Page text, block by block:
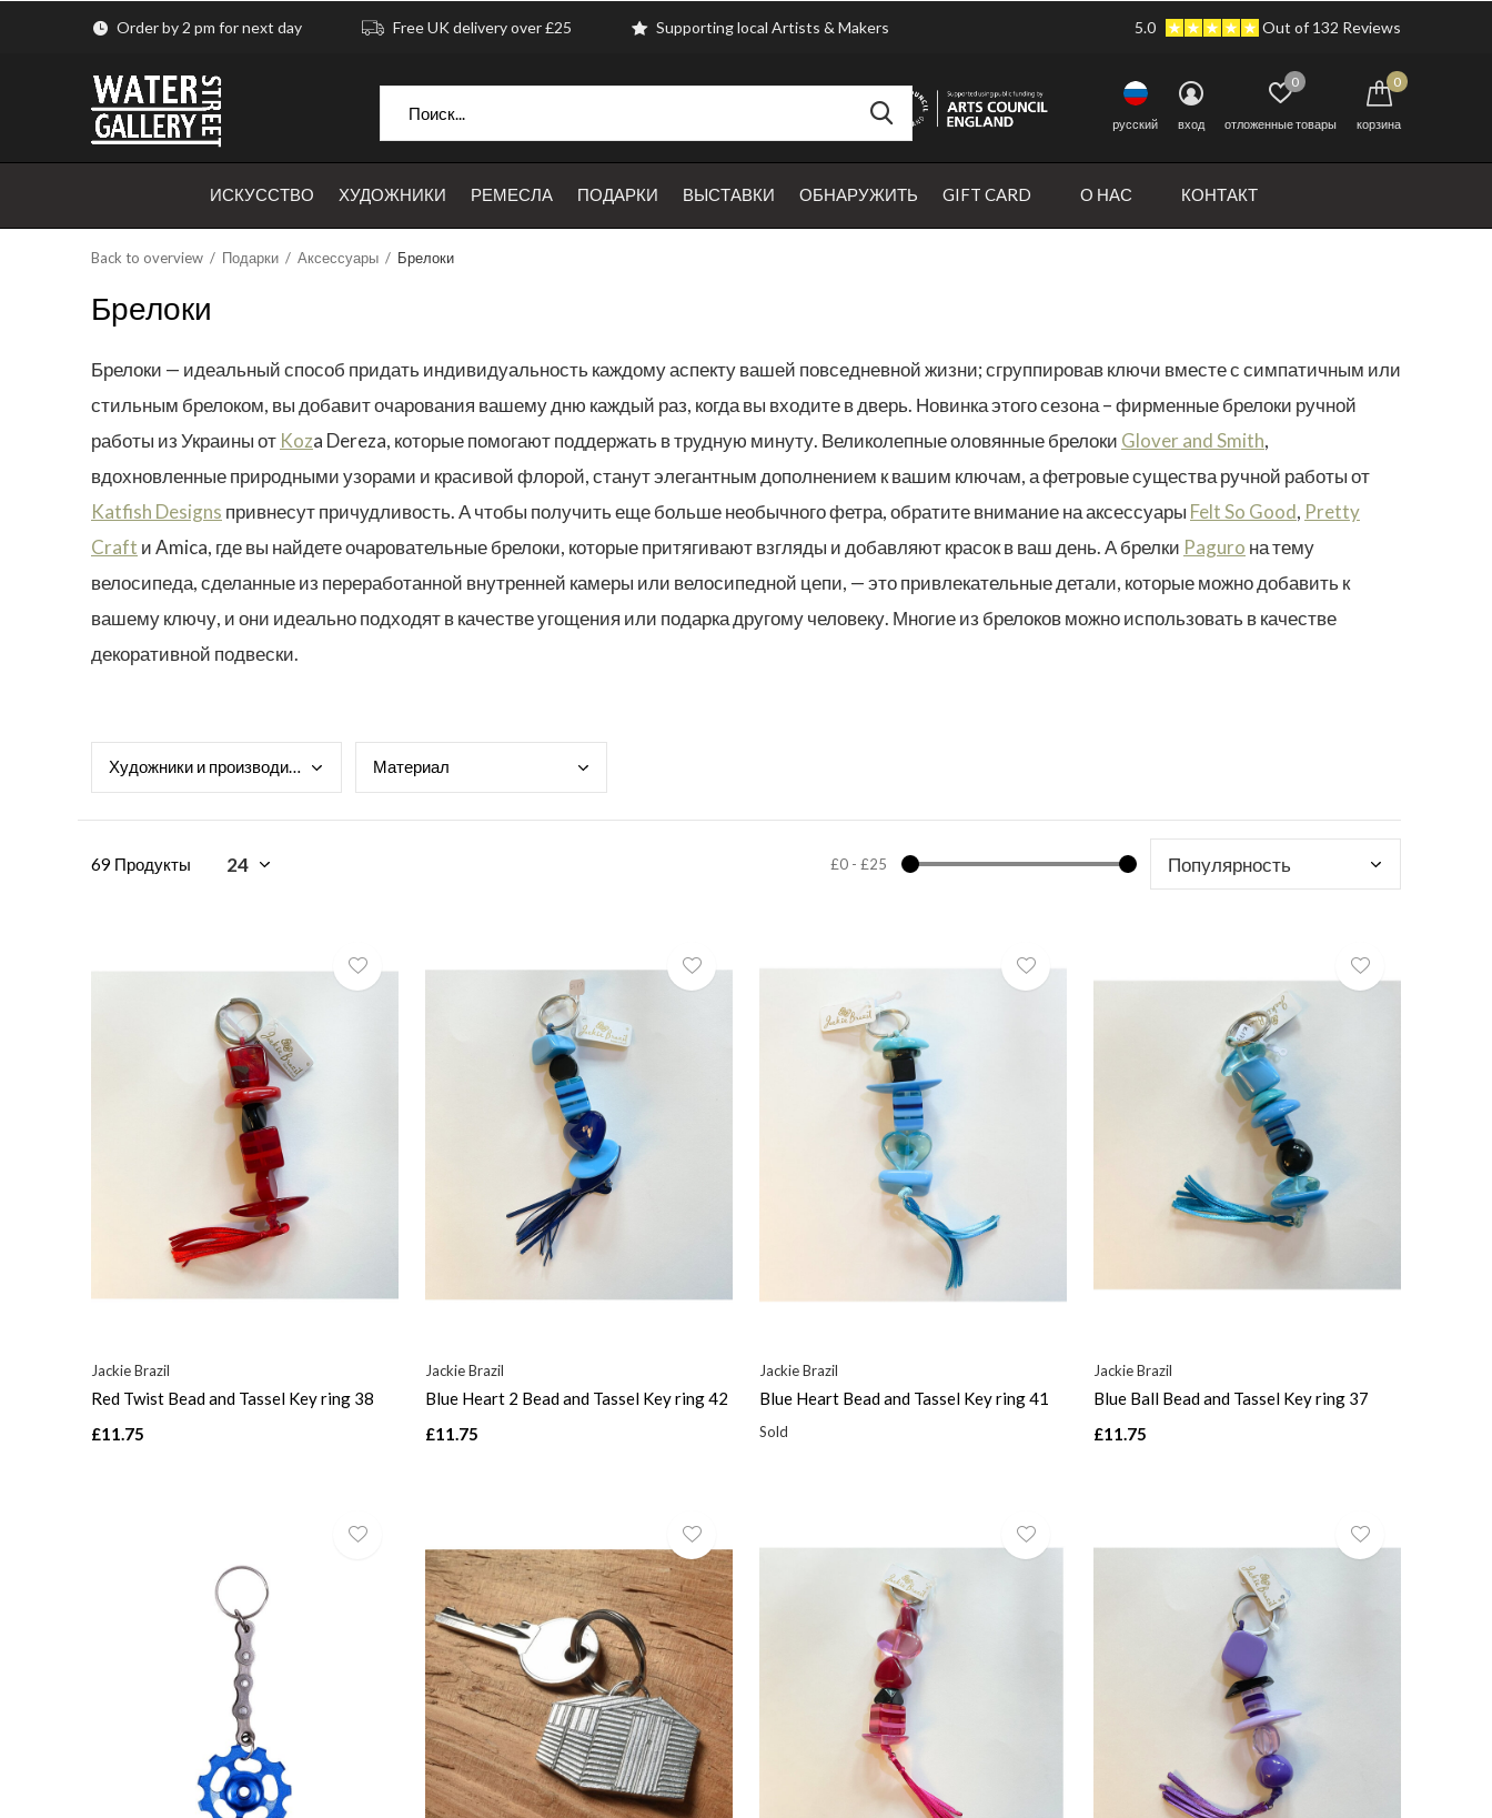
ИСКУССТВО ХУДОЖНИКИ РЕМЕСЛА ПОДАРКИ ВЫСТАВКИ ОБНАРУЖИТЬ GIFT CARD О НАС КОНТАКТ
pусский вход отложенные товары
0
корзина
0
Order by 2 pm for next day Free UK delivery over £25 Supporting local Artists & Makers 5.0 Out of 132 Reviews
Back to overview Подарки Аксессуары Брелоки
Брелоки
Брелоки — идеальный способ придать индивидуальность каждому аспекту вашей повседневной жизни; сгруппировав ключи вместе с симпатичным или
стильным брелоком, вы добавит очарования вашему дню каждый раз, когда вы входите в дверь. Новинка этого сезона – фирменные брелоки ручной
работы из Украины от Koza Dereza, которые помогают поддержать в трудную минуту. Великолепные оловянные брелоки Glover and Smith,
вдохновленные природными узорами и красивой флорой, станут элегантным дополнением к вашим ключам, а фетровые существа ручной работы от
Katfish Designs привнесут причудливость. А чтобы получить еще больше необычного фетра, обратите внимание на аксессуары Felt So Good, Pretty
Craft и Amica, где вы найдете очаровательные брелоки, которые притягивают взгляды и добавляют красок в ваш день. А брелки Paguro на тему
велосипеда, сделанные из переработанной внутренней камеры или велосипедной цепи, — это привлекательные детали, которые можно добавить к
вашему ключу, и они идеально подходят в качестве угощения или подарка другому человеку. Многие из брелоков можно использовать в качестве
декоративной подвески.
Художники и производители Материал
69 Продукты £0- £25
Jackie Brazil
Red Twist Bead and Tassel Key ring 38
£11.75
Jackie Brazil
Blue Heart 2 Bead and Tassel Key ring 42
£11.75
Jackie Brazil
Blue Heart Bead and Tassel Key ring 41
Sold
Jackie Brazil
Blue Ball Bead and Tassel Key ring 37
£11.75